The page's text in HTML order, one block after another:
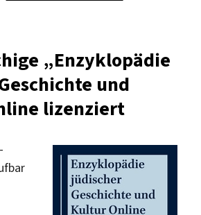
of
Jews
in
the
World“
„Enzyklopädie
und
lizenziert